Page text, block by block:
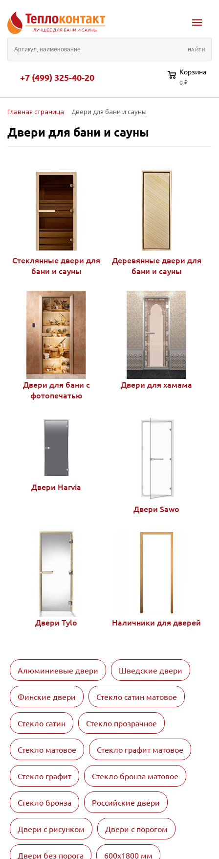
+7 (499) 325-40-20 Корзина
0 ₽
Главная страница Двери для бани и сауны
Двери для бани и сауны
Стеклянные двери для
бани и сауны
Деревянные двери для
бани и сауны
Двери для бани с
фотопечатью
Двери для хамама
Двери Harvia
Двери Sawo
Двери Tylo Наличники для дверей
Алюминиевые двери Шведские двери
Финские двери Стекло сатин матовое
Стекло сатин Стекло прозрачное
Стекло матовое Стекло графит матовое
Стекло графит Стекло бронза матовое
Стекло бронза Российские двери
Двери с рисунком Двери с порогом
Двери без порога 600х1800 мм